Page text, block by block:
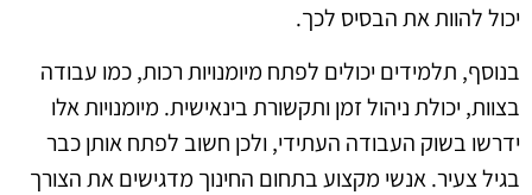
יכול להוות את הבסיס לכך.
בנוסף, תלמידים יכולים לפתח מיומנויות רכות, כמו עבודה
בצוות, יכולת ניהול זמן ותקשורת בינאישית. מיומנויות אלו
ידרשו בשוק העבודה העתידי, ולכן חשוב לפתח אותן כבר
בגיל צעיר. אנשי מקצוע בתחום החינוך מדגישים את הצורך